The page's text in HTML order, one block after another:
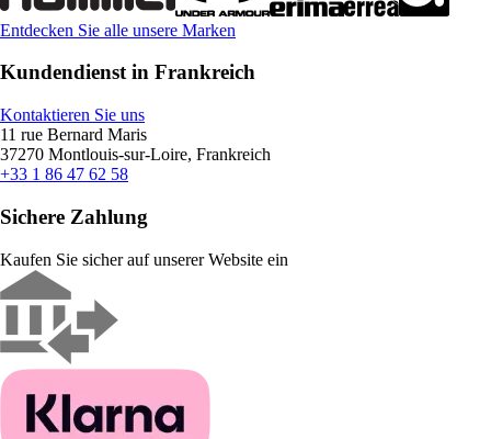
Entdecken Sie alle unsere Marken
Kundendienst in Frankreich
Kontaktieren Sie uns
11 rue Bernard Maris
37270 Montlouis-sur-Loire, Frankreich
+33 1 86 47 62 58
Sichere Zahlung
Kaufen Sie sicher auf unserer Website ein